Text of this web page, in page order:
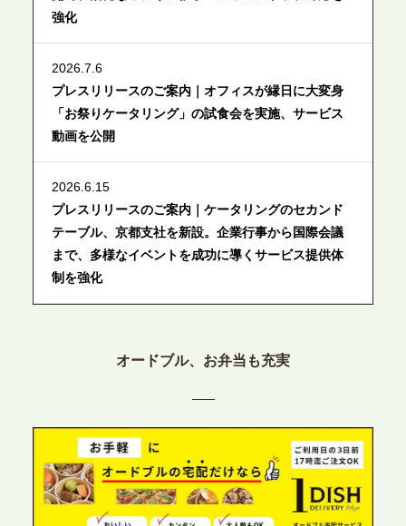
強化
2026.7.6
プレスリリースのご案内｜オフィスが縁日に大変身
「お祭りケータリング」の試食会を実施、サービス
動画を公開
2026.6.15
プレスリリースのご案内｜ケータリングのセカンド
テーブル、京都支社を新設。企業行事から国際会議
まで、多様なイベントを成功に導くサービス提供体
制を強化
プレスリリースのご案内｜ケータリングのセカンド
目の展開で、拡大する出張パーティー・ケータリン
2026.6.4
プレスリリースのご案内｜夏の社内親睦が、配属後
の離職防止に。オフィスや会議室で縁日気分を味わ
オードブル、お弁当も充実